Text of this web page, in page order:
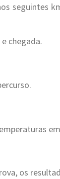
seguintes
chegada.
os